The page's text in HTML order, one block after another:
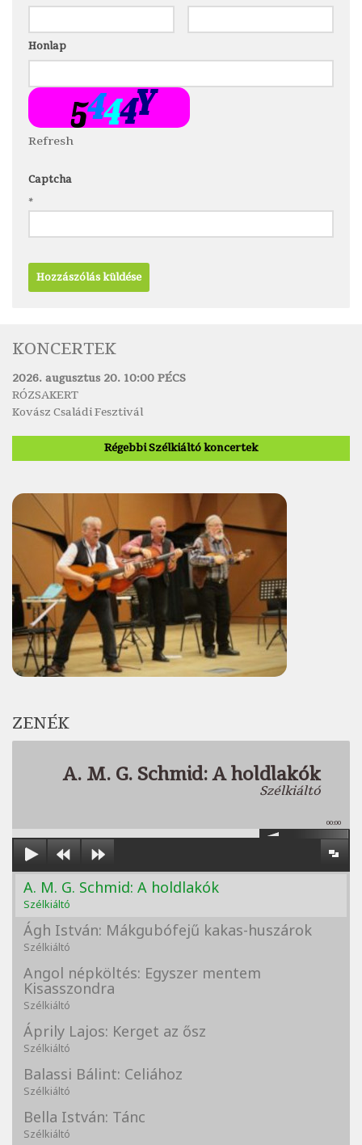
Honlap
Refresh
Captcha
*
KONCERTEK
2026. augusztus 20. 10:00 PÉCS
RÓZSAKERT
Kovász Családi Fesztivál
Régebbi Szélkiáltó koncertek
ZENÉK
A. M. G. Schmid: A holdlakók
Szélkiáltó
00:00
A. M. G. Schmid: A holdlakók
Szélkiáltó
Ágh István: Mákgubófejű kakas-huszárok
Szélkiáltó
Angol népköltés: Egyszer mentem
Kisasszondra
Szélkiáltó
Áprily Lajos: Kerget az ősz
Szélkiáltó
Balassi Bálint: Celiához
Szélkiáltó
Bella István: Tánc
Szélkiáltó